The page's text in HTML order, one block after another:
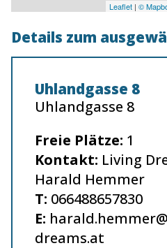
Leaflet| ©
Details zum
Uhlandgasse 8
Uhlandgasse 8
Freie Plätze: 1
Kontakt: Living
Harald Hemmer
T: 066488657830
E:
dreams.at